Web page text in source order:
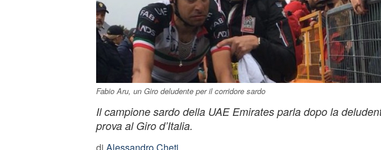
Fabio Aru, un Giro deludente per il corridore sardo
Il campione sardo della UAE Emirates parla dopo la
prova al Giro d’Italia.